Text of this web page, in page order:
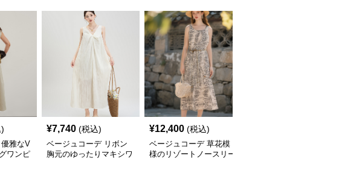
雅なV
ワンピ
¥7,740 (税込)
ベージュコーデ リボン
胸元のゆったりマキシワ
¥12,400 (税込)
ベージュコーデ 草花模
様のリゾートノースリー